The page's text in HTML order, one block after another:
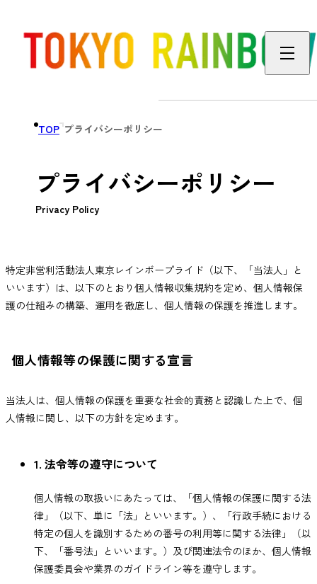
TOP プライバシーポリシー
プライバシーポリシー
Privacy Policy
特定非営利活動法人東京レインボープライド（以下、「当法人」と
いいます）は、以下のとおり個人情報収集規約を定め、個人情報保
護の仕組みの構築、運用を徹底し、個人情報の保護を推進します。
個人情報等の保護に関する宣言
当法人は、個人情報の保護を重要な社会的責務と認識した上で、個
人情報に関し、以下の方針を定めます。
1. 法令等の遵守について
個人情報の取扱いにあたっては、「個人情報の保護に関する法
律」（以下、単に「法」といいます。）、「行政手続における
特定の個人を識別するための番号の利用等に関する法律」（以
下、「番号法」といいます。）及び関連法令のほか、個人情報
保護委員会や業界のガイドライン等を遵守します。